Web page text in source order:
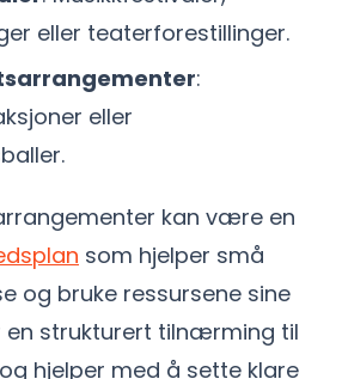
eller teaterforestillinger.
:
eller
kan være en
som hjelper små
og bruke ressursene sine
en strukturert tilnærming til
hjelper med å sette klare